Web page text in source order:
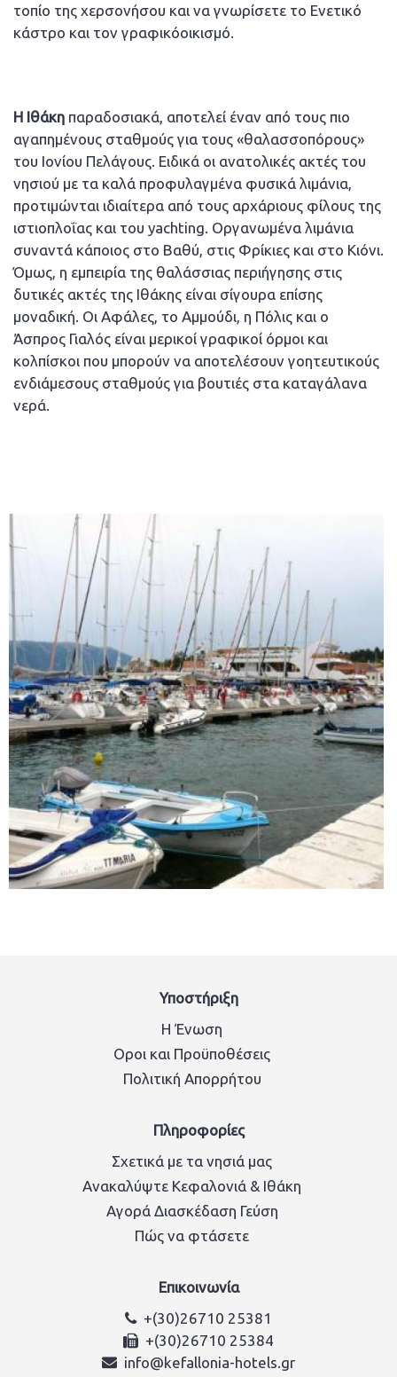
τοπίο της χερσονήσου και να γνωρίσετε το Eνετικό
κάστρο και τον γραφικόοικισμό.
Η Ιθάκη παραδοσιακά, αποτελεί έναν από τους πιο
αγαπημένους σταθμούς για τους «θαλασσοπόρους»
του Ιονίου Πελάγους. Ειδικά οι ανατολικές ακτές του
νησιού με τα καλά προφυλαγμένα φυσικά λιμάνια,
προτιμώνται ιδιαίτερα από τους αρχάριους φίλους της
ιστιοπλοΐας και του yachting. Οργανωμένα λιμάνια
συναντά κάποιος στο Βαθύ, στις Φρίκιες και στο Κιόνι.
Όμως, η εμπειρία της θαλάσσιας περιήγησης στις
δυτικές ακτές της Ιθάκης είναι σίγουρα επίσης
μοναδική. Οι Αφάλες, το Αμμούδι, η Πόλις και ο
Άσπρος Γιαλός είναι μερικοί γραφικοί όρμοι και
κολπίσκοι που μπορούν να αποτελέσουν γοητευτικούς
ενδιάμεσους σταθμούς για βουτιές στα καταγάλανα
νερά.
Υποστήριξη
Η Ένωση
Οροι και Προϋποθέσεις
Πολιτική Απορρήτου
Πληροφορίες
Σχετικά με τα νησιά μας
Ανακαλύψτε Κεφαλονιά & Ιθάκη
Αγορά Διασκέδαση Γεύση
Πώς να φτάσετε
Επικοινωνία
+(30)26710 25381
+(30)26710 25384
info@kefallonia-hotels.gr